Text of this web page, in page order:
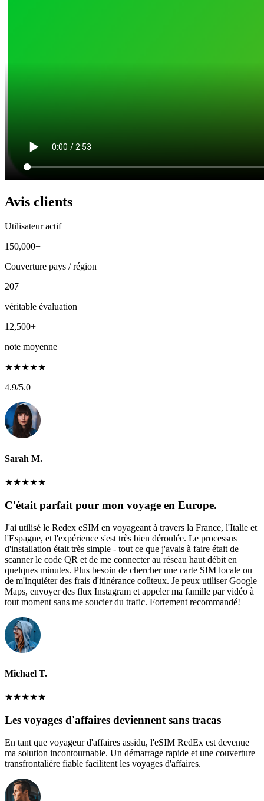
Avis clients
Utilisateur actif
150,000+
Couverture pays / région
207
véritable évaluation
12,500+
note moyenne
★★★★★
4.9/5.0
Sarah M.
★★★★★
C'était parfait pour mon voyage en Europe.
J'ai utilisé le Redex eSIM en voyageant à travers la France, l'Italie et
l'Espagne, et l'expérience s'est très bien déroulée. Le processus
d'installation était très simple - tout ce que j'avais à faire était de
scanner le code QR et de me connecter au réseau haut débit en
quelques minutes. Plus besoin de chercher une carte SIM locale ou
de m'inquiéter des frais d'itinérance coûteux. Je peux utiliser Google
Maps, envoyer des flux Instagram et appeler ma famille par vidéo à
tout moment sans me soucier du trafic. Fortement recommandé!
Michael T.
★★★★★
Les voyages d'affaires deviennent sans tracas
En tant que voyageur d'affaires assidu, l'eSIM RedEx est devenue
ma solution incontournable. Un démarrage rapide et une couverture
transfrontalière fiable facilitent les voyages d'affaires.